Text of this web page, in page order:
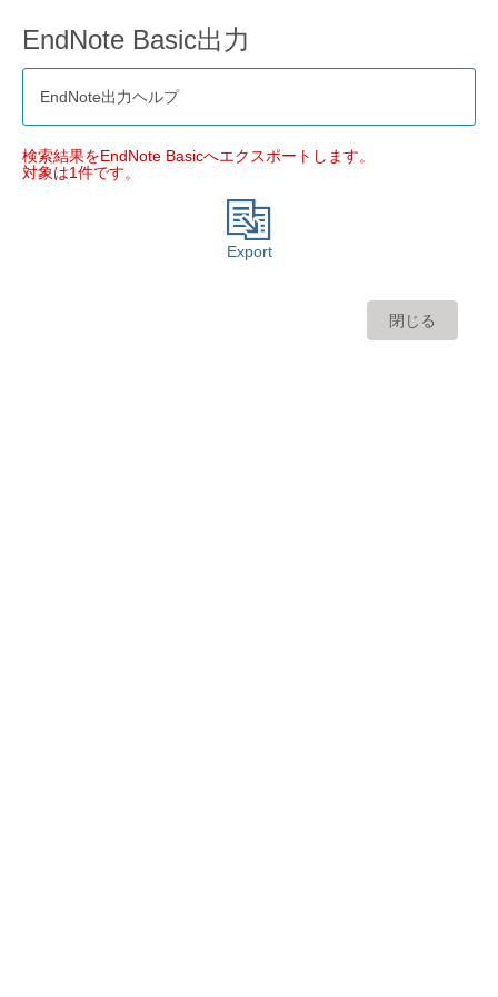
EndNote Basic出力
EndNote出力ヘルプ
検索結果をEndNote Basicへエクスポートします。
対象は1件です。
Export